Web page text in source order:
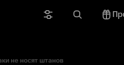
не носят штанов